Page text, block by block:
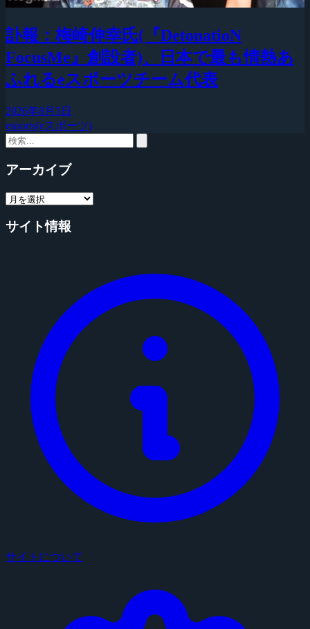
訃報：梅崎伸幸氏(『DetonatioN
FocusMe』創設者)、日本で最も情熱あ
ふれるeスポーツチーム代表
2026年8月3日
esports(eスポーツ)
アーカイブ
サイト情報
サイトについて